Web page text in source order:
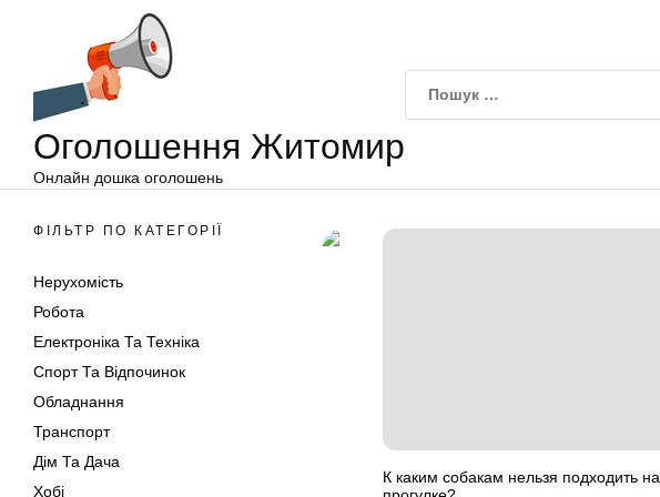
Оголошення Житомир
Онлайн дошка оголошень
ФІЛЬТР ПО КАТЕГОРІЇ
Нерухомість
Робота
Електроніка Та Техніка
Спорт Та Відпочинок
Обладнання
Транспорт
Дім Та Дача
Хобі
К каким собакам нельзя подходить на